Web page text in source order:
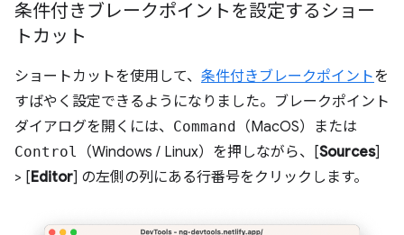
条件付きブレークポイントを設定するショー
トカット
ショートカットを使用して、 条件付きブレークポイントを
すばやく設定できるようになりました。ブレークポイント
ダイアログを開くには、 Command （MacOS）または
Control （Windows / Linux）を押しながら、[Sources]
> [Editor] の左側の列にある行番号をクリックします。